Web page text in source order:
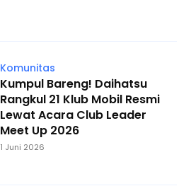
Komunitas
Kumpul Bareng! Daihatsu
Rangkul 21 Klub Mobil Resmi
Lewat Acara Club Leader
Meet Up 2026
1 Juni 2026